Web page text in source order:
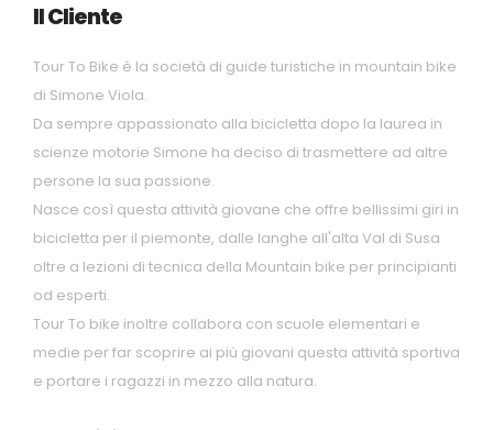
Il Cliente
Tour To Bike è la società di guide turistiche in mountain bike
di Simone Viola.
Da sempre appassionato alla bicicletta dopo la laurea in
scienze motorie Simone ha deciso di trasmettere ad altre
persone la sua passione.
Nasce così questa attività giovane che offre bellissimi giri in
bicicletta per il piemonte, dalle langhe all'alta Val di Susa
oltre a lezioni di tecnica della Mountain bike per principianti
od esperti.
Tour To bike inoltre collabora con scuole elementari e
medie per far scoprire ai più giovani questa attività sportiva
e portare i ragazzi in mezzo alla natura.